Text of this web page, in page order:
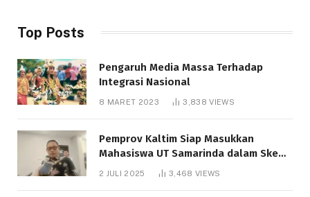
Top Posts
Pengaruh Media Massa Terhadap
Integrasi Nasional
8 MARET 2023 3,838VIEWS
Pemprov Kaltim Siap Masukkan
Mahasiswa UT Samarinda dalam Skema
Bantuan Pendidikan Gratispol
2 JULI 2025 3,468 VIEWS